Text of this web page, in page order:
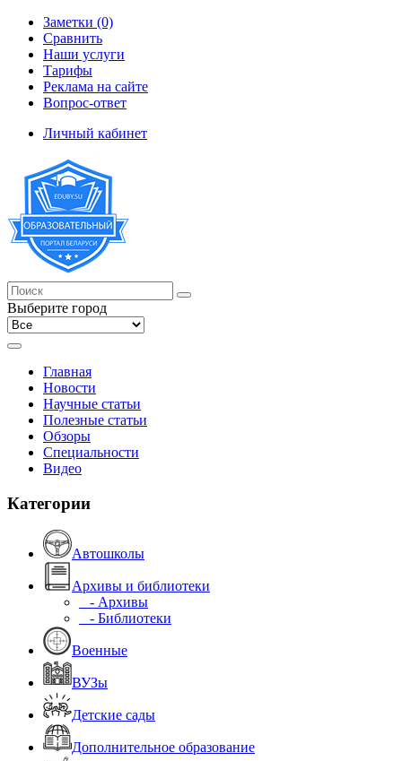
Заметки (0)
Сравнить
Наши услуги
Тарифы
Реклама на сайте
Вопрос-ответ
Личный кабинет
Выберите город
Главная
Новости
Научные статьи
Полезные статьи
Обзоры
Специальности
Видео
Категории
Автошколы
Архивы и библиотеки
- Архивы
- Библиотеки
Военные
ВУЗы
Детские сады
Дополнительное образование